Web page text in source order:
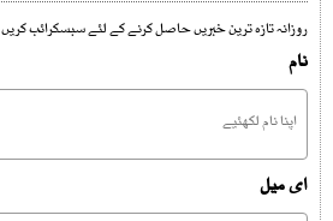
روزانہ تازہ ترین خبریں حاصل کرنے کے لئے سبسکرائب کریں
نام
ای میل